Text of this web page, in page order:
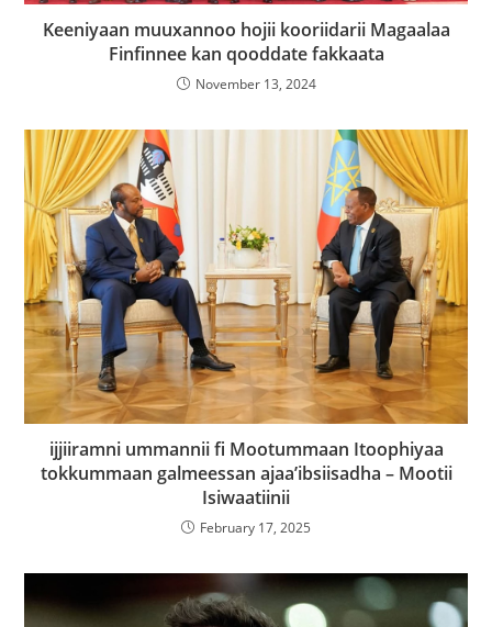
Keeniyaan muuxannoo hojii kooriidarii Magaalaa
Finfinnee kan qooddate fakkaata
November 13, 2024
ijjiiramni ummannii fi Mootummaan Itoophiyaa
tokkummaan galmeessan ajaa’ibsiisadha – Mootii
Isiwaatiinii
February 17, 2025